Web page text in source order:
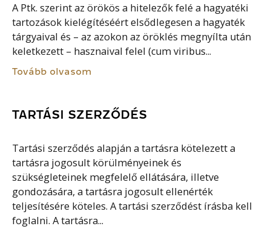
A Ptk. szerint az örökös a hitelezők felé a hagyatéki
tartozások kielégítéséért elsődlegesen a hagyaték
tárgyaival és – az azokon az öröklés megnyílta után
keletkezett – hasznaival felel (cum viribus...
Tovább olvasom
TARTÁSI SZERZŐDÉS
Tartási szerződés alapján a tartásra kötelezett a
tartásra jogosult körülményeinek és
szükségleteinek megfelelő ellátására, illetve
gondozására, a tartásra jogosult ellenérték
teljesítésére köteles. A tartási szerződést írásba kell
foglalni. A tartásra...